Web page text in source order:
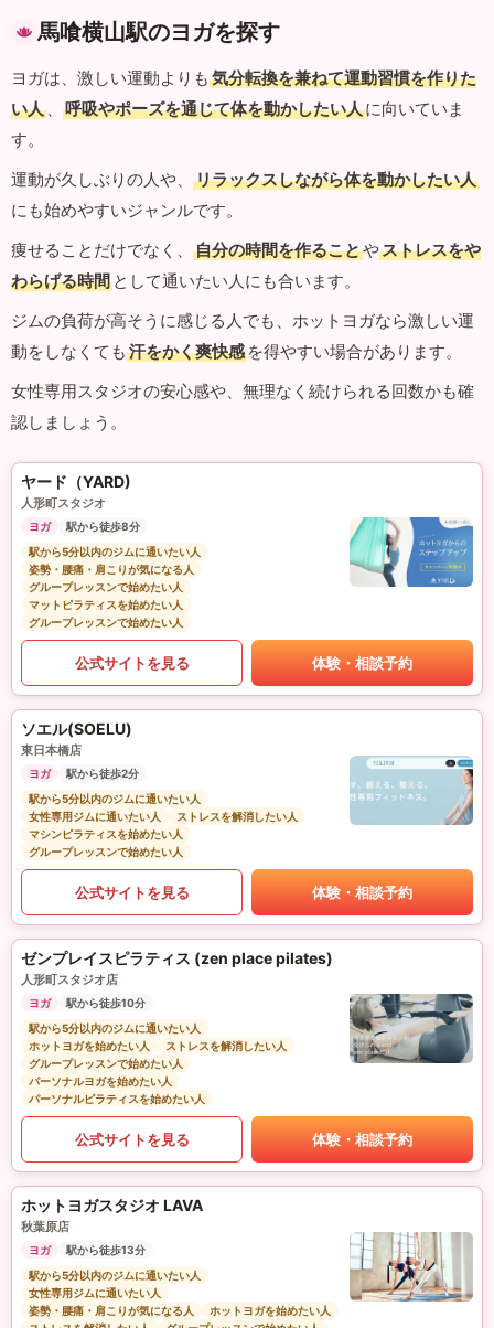
馬喰横山駅のヨガを探す
ヨガは、激しい運動よりも 気分転換を兼ねて運動習慣を作りた
い人 、 呼吸やポーズを通じて体を動かしたい人に向いていま
す。
運動が久しぶりの人や、
リラックスしながら体を動かしたい人
にも始めやすいジャンルです。
痩せることだけでなく、
自分の時間を作ることやストレスをや
わらげる時間 として通いたい人にも合います。
ジムの負荷が高そうに感じる人でも、ホットヨガなら激しい運
動をしなくても 汗をかく爽快感 を得やすい場合があります。
女性専用スタジオの安心感や、無理なく続けられる回数かも確
認しましょう。
ヤード（YARD)
人形町スタジオ
ヨガ
駅から徒歩8分
駅から5分以内のジムに通いたい人
姿勢・腰痛・肩こりが気になる人
グループレッスンで始めたい人
マットピラティスを始めたい人
グループレッスンで始めたい人
公式サイトを見る 体験・相談予約
ソエル(SOELU)
東日本橋店
ヨガ
駅から徒歩2分
駅から5分以内のジムに通いたい人
女性専用ジムに通いたい人
ストレスを解消したい人
マシンピラティスを始めたい人
グループレッスンで始めたい人
公式サイトを見る 体験・相談予約
ゼンプレイスピラティス (zen place pilates)
人形町スタジオ店
ヨガ
駅から徒歩10分
駅から5分以内のジムに通いたい人
ホットヨガを始めたい人
ストレスを解消したい人
グループレッスンで始めたい人
パーソナルヨガを始めたい人
パーソナルピラティスを始めたい人
公式サイトを見る 体験・相談予約
ホットヨガスタジオ LAVA
秋葉原店
ヨガ
駅から徒歩13分
駅から5分以内のジムに通いたい人
女性専用ジムに通いたい人
姿勢・腰痛・肩こりが気になる人
ホットヨガを始めたい人